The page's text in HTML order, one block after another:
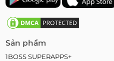
Sản phẩm
1BOSS SUPERAPPS+